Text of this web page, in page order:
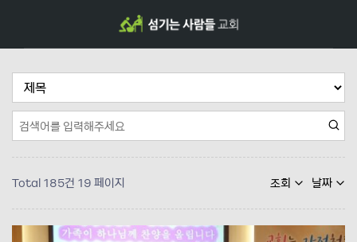
Total 185건 19 페이지 조회 날짜